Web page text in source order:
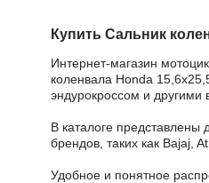
Купить Сальник
Интернет-магазин
коленвала Honda
эндурокроссом и другими
В каталоге
брендов, таких как Bajaj,
Удобное и понятное